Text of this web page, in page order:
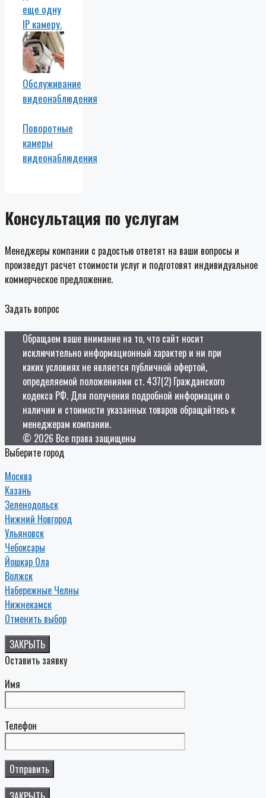
еще одну
IP камеру.
Обслуживание
видеонаблюдения
Поворотные
камеры
видеонаблюдения
Консультация по услугам
Менеджеры компании с радостью ответят на ваши вопросы и
произведут расчет стоимости услуг и подготовят индивидуальное
коммерческое предложение.
Задать вопрос
Обращаем ваше внимание на то, что сайт носит
исключительно информационный характер и ни при
каких условиях не является публичной офертой,
определяемой положениями ст. 437(2) Гражданского
кодекса РФ. Для получения подробной информации о
наличии и стоимости указанных товаров обращайтесь к
менеджерам компании.
© 2026 Все права защищены
Выберите город
Москва
Казань
Зеленодольск
Нижний Новгород
Ульяновск
Чебоксары
Йошкар Ола
Волжск
Набережные Челны
Нижнекамск
Отменить выбор
ЗАКРЫТЬ
Оставить заявку
Имя
Телефон